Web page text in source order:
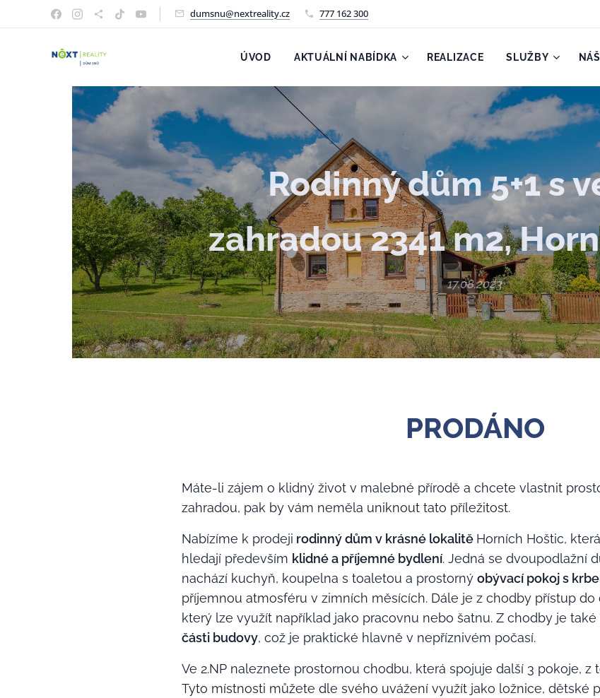
dumsnu@nextreality.cz 777 162 300
ÚVOD AKTUÁLNÍ NABÍDKA REALIZACE SLUŽBY
Rodinný dům 5+1 s
zahradou 2341 m2,
17.08.2023
PRODÁNO
Máte-li zájem o klidný život v malebné přírodě a chcete vlastnit
zahradou, pak by vám neměla uniknout tato příležitost.
Nabízíme k prodeji rodinný dům v krásné lokalitě Horních Hoštic,
hledají především klidné a příjemné bydlení. Jedná se dvoupodlažní
nachází kuchyň, koupelna s toaletou a prostorný obývací pokoj s
příjemnou atmosféru v zimních měsících. Dále je z chodby přístup
který lze využít například jako pracovnu nebo šatnu. Z chodby je také
části budovy, což je praktické hlavně v nepříznivém počasí.
Ve 2.NP naleznete prostornou chodbu, která spojuje další 3 pokoje,
Tyto místnosti můžete dle svého uvážení využít jako ložnice, dětské